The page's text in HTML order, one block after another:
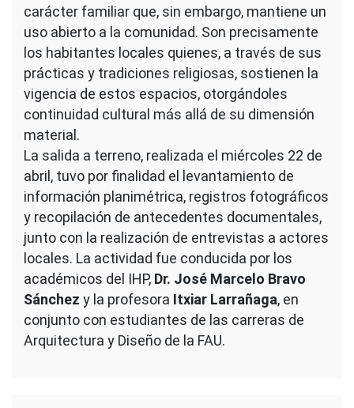
carácter familiar que, sin embargo, mantiene un
uso abierto a la comunidad. Son precisamente
los habitantes locales quienes, a través de sus
prácticas y tradiciones religiosas, sostienen la
vigencia de estos espacios, otorgándoles
continuidad cultural más allá de su dimensión
material.
La salida a terreno, realizada el miércoles 22 de
abril, tuvo por finalidad el levantamiento de
información planimétrica, registros fotográficos
y recopilación de antecedentes documentales,
junto con la realización de entrevistas a actores
locales. La actividad fue conducida por los
académicos del IHP, Dr. José Marcelo Bravo
Sánchez y la profesora Itxiar Larrañaga, en
conjunto con estudiantes de las carreras de
Arquitectura y Diseño de la FAU.